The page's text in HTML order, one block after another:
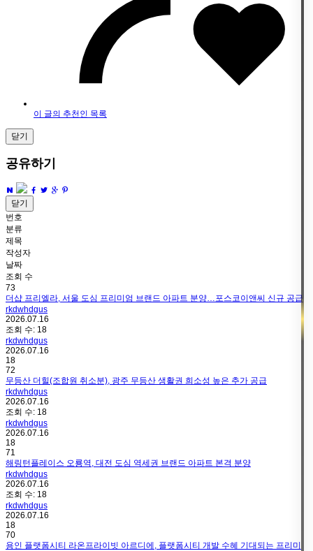
이 글의 추천인 목록
닫기
공유하기
닫기
번호
분류
제목
작성자
날짜
조회 수
73
더샵 프리엘라, 서울 도심 프리미엄 브랜드 아파트 분양…포스코이앤씨 신규 공급
rkdwhdgus
2026.07.16
조회 수: 18
rkdwhdgus
2026.07.16
18
72
무등산 더힐(조합원 취소분), 광주 무등산 생활권 희소성 높은 추가 공급
rkdwhdgus
2026.07.16
조회 수: 18
rkdwhdgus
2026.07.16
18
71
해링턴플레이스 오룡역, 대전 도심 역세권 브랜드 아파트 본격 분양
rkdwhdgus
2026.07.16
조회 수: 18
rkdwhdgus
2026.07.16
18
70
용인 플랫폼시티 라온프라이빗 아르디에, 플랫폼시티 개발 수혜 기대되는 프리미